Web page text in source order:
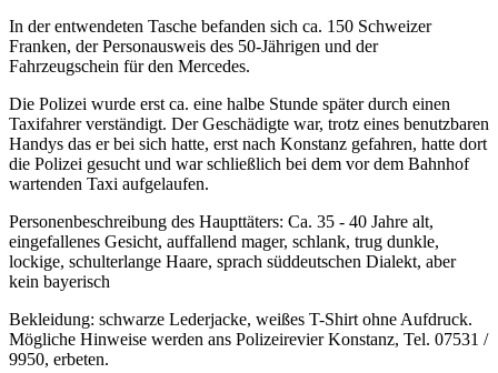
In der entwendeten Tasche befanden sich ca. 150 Schweizer
Franken, der Personausweis des 50-Jährigen und der
Fahrzeugschein für den Mercedes.
Die Polizei wurde erst ca. eine halbe Stunde später durch einen
Taxifahrer verständigt. Der Geschädigte war, trotz eines benutzbaren
Handys das er bei sich hatte, erst nach Konstanz gefahren, hatte dort
die Polizei gesucht und war schließlich bei dem vor dem Bahnhof
wartenden Taxi aufgelaufen.
Personenbeschreibung des Haupttäters: Ca. 35 - 40 Jahre alt,
eingefallenes Gesicht, auffallend mager, schlank, trug dunkle,
lockige, schulterlange Haare, sprach süddeutschen Dialekt, aber
kein bayerisch
Bekleidung: schwarze Lederjacke, weißes T-Shirt ohne Aufdruck.
Mögliche Hinweise werden ans Polizeirevier Konstanz, Tel. 07531 /
9950, erbeten.